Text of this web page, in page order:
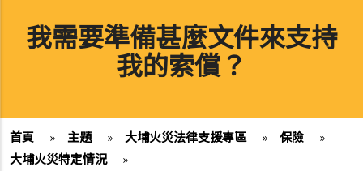
我需要準備甚麼文件來支持
我的索償？
首頁 » 主題 » 大埔火災法律支援專區 » 保險
»
大埔火災特定情況
»